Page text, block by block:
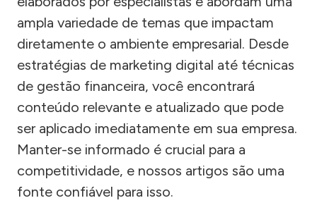
ampla variedade de temas que impactam
diretamente o ambiente empresarial. Desde
estratégias de marketing digital até técnicas
de gestão financeira, você encontrará
conteúdo relevante e atualizado que pode
ser aplicado imediatamente em sua empresa.
Manter-se informado é crucial para a
competitividade, e nossos artigos são uma
fonte confiável para isso.